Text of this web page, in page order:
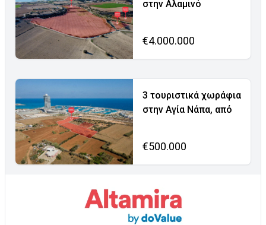
στην Αλαμινό
€4.000.000
3 τουριστικά χωράφια
στην Αγία Νάπα, από
€500.000